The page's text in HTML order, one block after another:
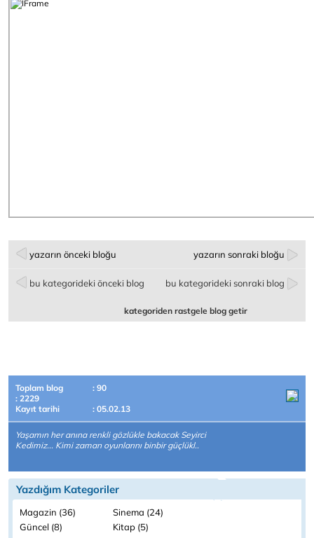
yazarın önceki bloğu yazarın sonraki bloğu
bu kategorideki önceki blog bu kategorideki sonraki blog
kategoriden rastgele blog getir
Toplam blog
: 90
: 2229
Kayıt tarihi
: 05.02.13
Yaşamın her anına renkli gözlükle bakacak Seyirci
Kedimiz... Kimi zaman oyunlarını binbir güçlükl..
Yazdığım Kategoriler
Magazin (36)
Sinema (24)
Güncel (8)
Kitap (5)